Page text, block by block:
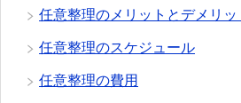
任意整理のメリットとデメリッ
任意整理のスケジュール
任意整理の費用